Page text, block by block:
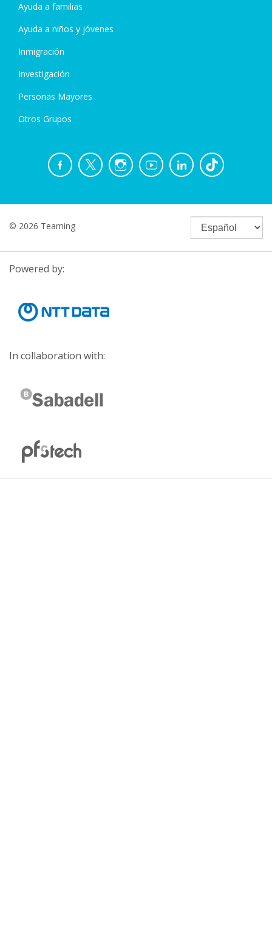
Ayuda a familias
Ayuda a niños y jóvenes
Inmigración
Investigación
Personas Mayores
Otros Grupos
© 2026 Teaming
Powered by:
In collaboration with: